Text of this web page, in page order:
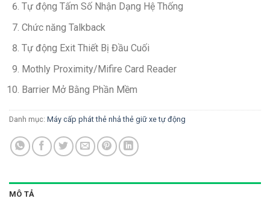
Tự động Tấm Số Nhận Dạng Hệ Thống
Chức năng Talkback
Tự động Exit Thiết Bị Đầu Cuối
Mothly Proximity/Mifire Card Reader
Barrier Mở Bằng Phần Mềm
Danh mục: Máy cấp phát thẻ nhả thẻ giữ xe tự động
MÔ TẢ